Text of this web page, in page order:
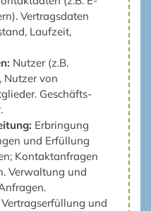
Vertragsdaten
Laufzeit,
Nutzer (z.B.
Nutzer von
Geschäfts-
Erbringung
und Erfüllung
Kontaktanfragen
Verwaltung und
Vertragserfüllung und